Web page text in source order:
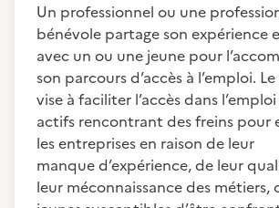
Un professionnel ou une
bénévole partage son expérience
avec un ou une jeune pour
son parcours d’accès à l’emploi.
vise à faciliter l’accès dans
actifs rencontrant des freins pour
les entreprises en raison de leur
manque d’expérience, de leur
leur méconnaissance des métiers,